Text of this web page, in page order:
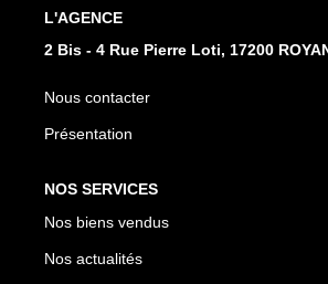
L'AGENCE
2 Bis - 4 Rue Pierre Loti, 17200
Nous contacter
Présentation
NOS SERVICES
Nos biens vendus
Nos actualités